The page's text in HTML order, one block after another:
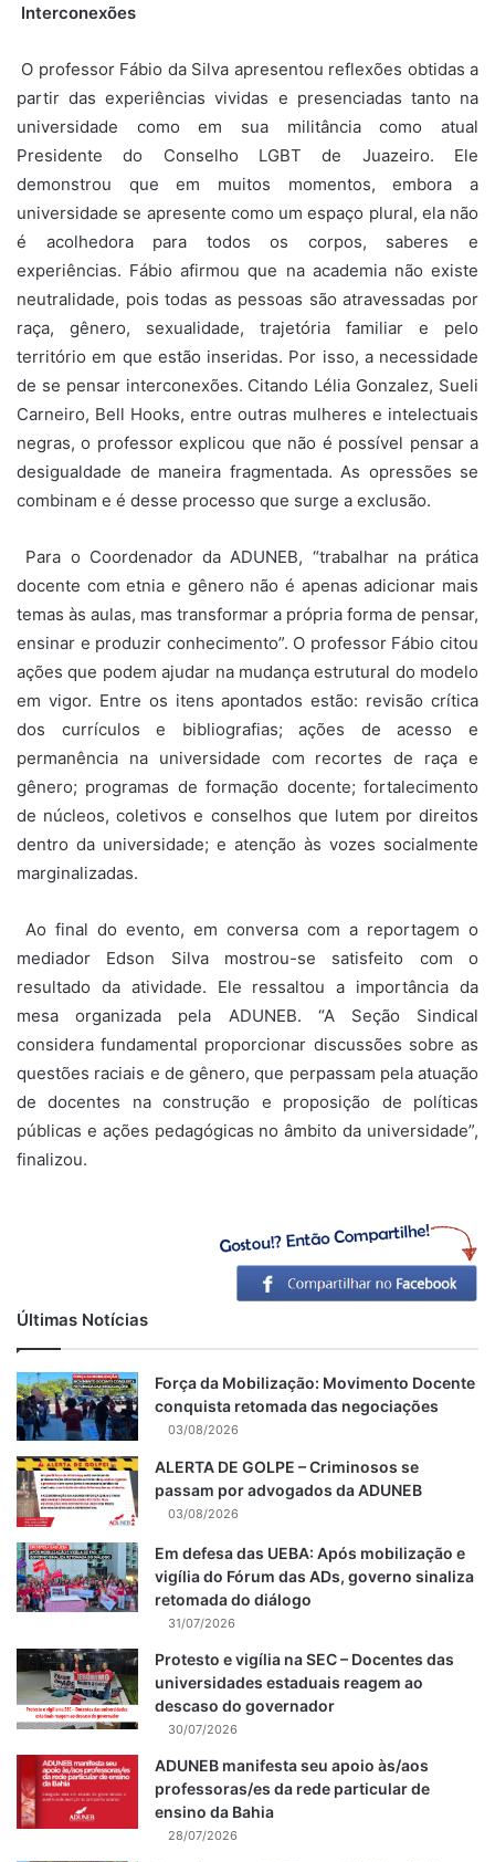
Interconexões
O professor Fábio da Silva apresentou reflexões obtidas a
partir das experiências vividas e presenciadas tanto na
universidade como em sua militância como atual
Presidente do Conselho LGBT de Juazeiro. Ele
demonstrou que em muitos momentos, embora a
universidade se apresente como um espaço plural, ela não
é acolhedora para todos os corpos, saberes e
experiências. Fábio afirmou que na academia não existe
neutralidade, pois todas as pessoas são atravessadas por
raça, gênero, sexualidade, trajetória familiar e pelo
território em que estão inseridas. Por isso, a necessidade
de se pensar interconexões. Citando Lélia Gonzalez, Sueli
Carneiro, Bell Hooks, entre outras mulheres e intelectuais
negras, o professor explicou que não é possível pensar a
desigualdade de maneira fragmentada. As opressões se
combinam e é desse processo que surge a exclusão.
Para o Coordenador da ADUNEB, “trabalhar na prática
docente com etnia e gênero não é apenas adicionar mais
temas às aulas, mas transformar a própria forma de pensar,
ensinar e produzir conhecimento”. O professor Fábio citou
ações que podem ajudar na mudança estrutural do modelo
em vigor. Entre os itens apontados estão: revisão crítica
dos currículos e bibliografias; ações de acesso e
permanência na universidade com recortes de raça e
gênero; programas de formação docente; fortalecimento
de núcleos, coletivos e conselhos que lutem por direitos
dentro da universidade; e atenção às vozes socialmente
marginalizadas.
Ao final do evento, em conversa com a reportagem o
mediador Edson Silva mostrou-se satisfeito com o
resultado da atividade. Ele ressaltou a importância da
mesa organizada pela ADUNEB. “A Seção Sindical
considera fundamental proporcionar discussões sobre as
questões raciais e de gênero, que perpassam pela atuação
de docentes na construção e proposição de políticas
públicas e ações pedagógicas no âmbito da universidade”,
finalizou.
Últimas Notícias
Força da Mobilização: Movimento Docente
conquista retomada das negociações
03/08/2026
ALERTA DE GOLPE – Criminosos se
passam por advogados da ADUNEB
03/08/2026
Em defesa das UEBA: Após mobilização e
vigília do Fórum das ADs, governo sinaliza
retomada do diálogo
31/07/2026
Protesto e vigília na SEC – Docentes das
universidades estaduais reagem ao
descaso do governador
30/07/2026
ADUNEB manifesta seu apoio às/aos
professoras/es da rede particular de
ensino da Bahia
28/07/2026